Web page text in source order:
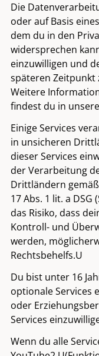
einen Blick
Die
oder auf Basis
dem du in den
widersprechen
einzuwilligen und
späteren Zeitpunkt
Weitere
findest du in
Einige Services
in unsicheren
dieser Services
der Verarbeitung
Drittländern gemäß
17 Abs. 1 lit. a
das Risiko, dass
Kontroll- und
werden,
Rechtsbehelfs.U
Du bist unter 16
optionale Services
oder
Services
Wenn du alle